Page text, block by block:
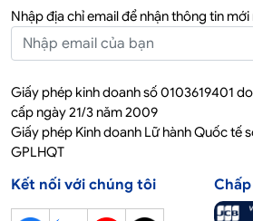
Nhập địa chỉ email để nhận thông tin
Giấy phép kinh doanh số 0103619401
cấp ngày 21/3 năm 2009
Giấy phép Kinh doanh Lữ hành Quốc tế
GPLHQT
Kết nối với chúng tôi